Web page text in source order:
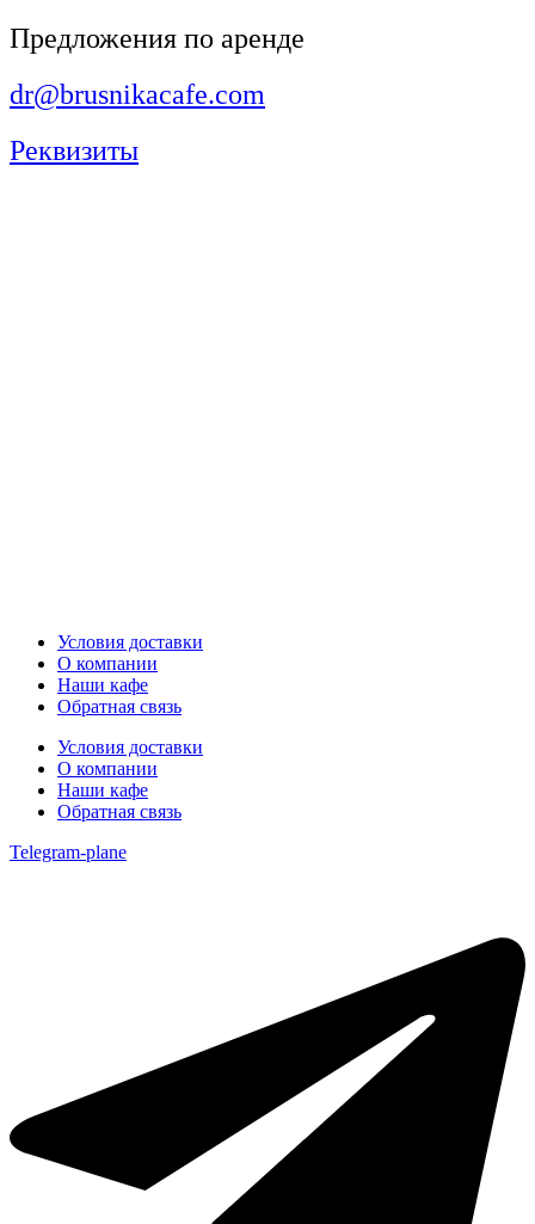
Предложения по аренде
dr@brusnikacafe.com
Реквизиты
Условия доставки
О компании
Наши кафе
Обратная связь
Условия доставки
О компании
Наши кафе
Обратная связь
Telegram-plane